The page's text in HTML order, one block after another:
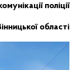
поліції
області